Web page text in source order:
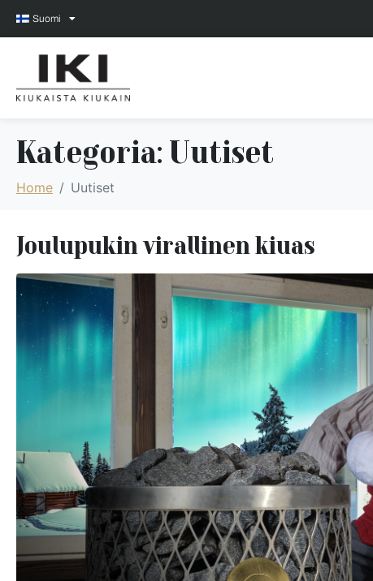
Suomi
Kategoria: Uutiset
Home Uutiset
Joulupukin virallinen kiuas